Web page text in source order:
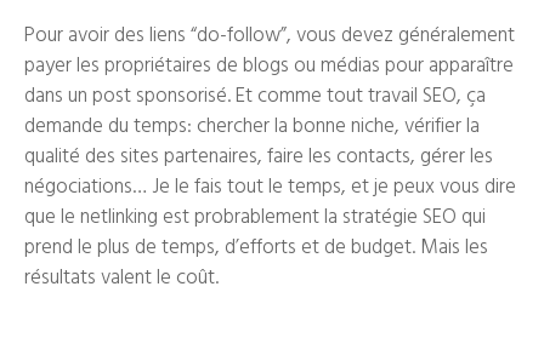
Pour avoir des liens “do-follow”, vous devez généralement
payer les propriétaires de blogs ou médias pour apparaître
dans un post sponsorisé. Et comme tout travail SEO, ça
demande du temps: chercher la bonne niche, vérifier la
qualité des sites partenaires, faire les contacts, gérer les
négociations… Je le fais tout le temps, et je peux vous dire
que le netlinking est probrablement la stratégie SEO qui
prend le plus de temps, d’efforts et de budget. Mais les
résultats valent le coût.